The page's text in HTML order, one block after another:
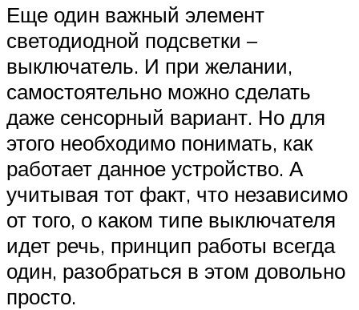
Еще один важный элемент
светодиодной подсветки –
выключатель. И при желании,
самостоятельно можно сделать
даже сенсорный вариант. Но для
этого необходимо понимать, как
работает данное устройство. А
учитывая тот факт, что независимо
от того, о каком типе выключателя
идет речь, принцип работы всегда
один, разобраться в этом довольно
просто.